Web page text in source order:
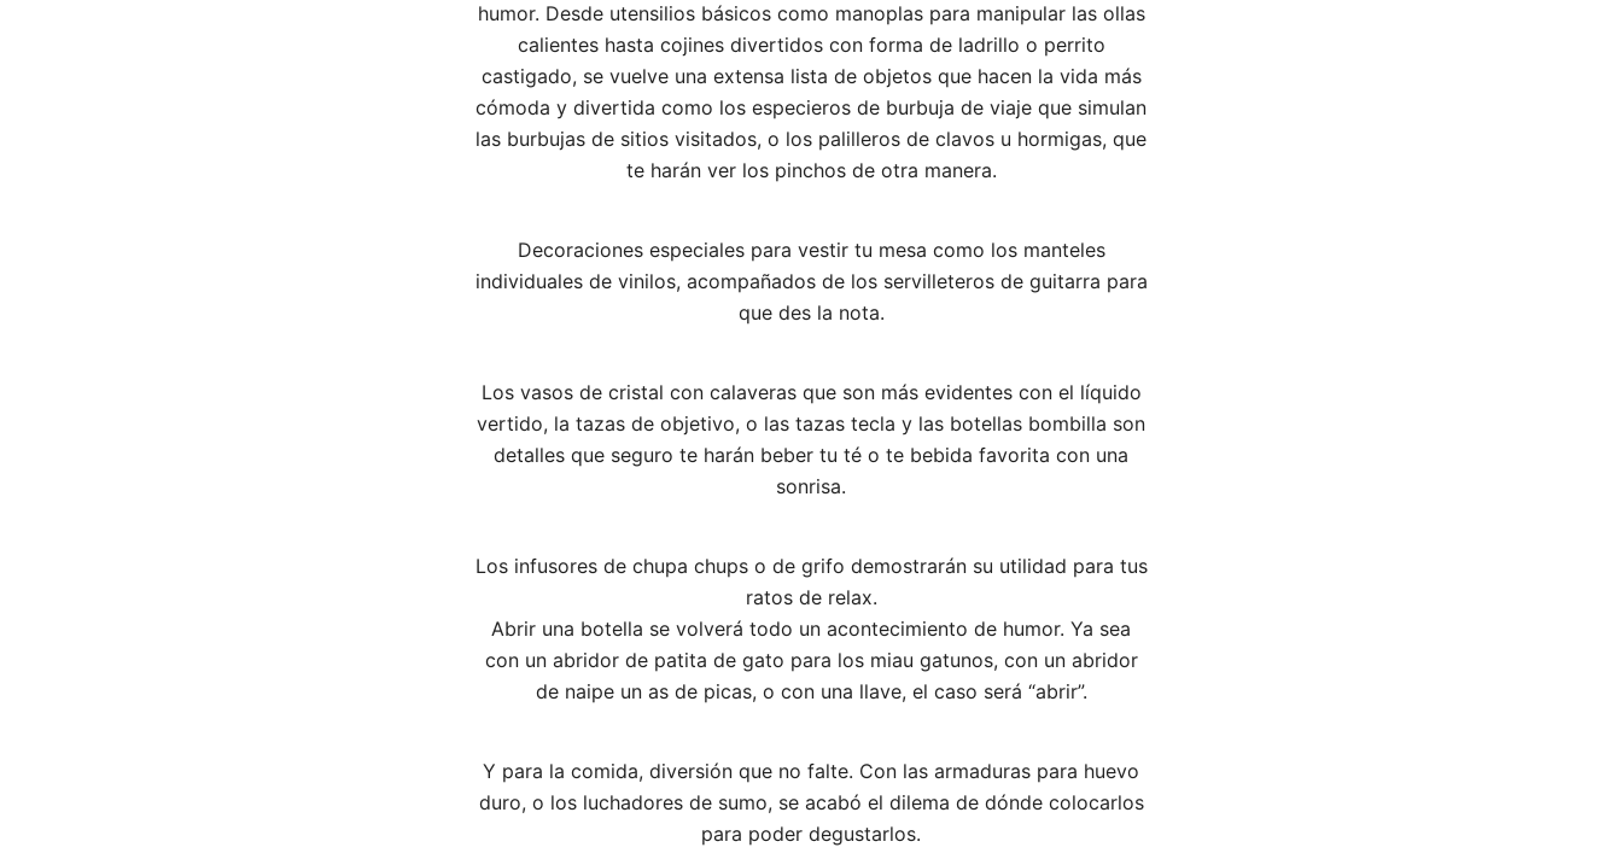
humor. Desde utensilios básicos como manoplas para manipular las ollas
calientes hasta cojines divertidos con forma de ladrillo o perrito
castigado, se vuelve una extensa lista de objetos que hacen la vida más
cómoda y divertida como los especieros de burbuja de viaje que simulan
las burbujas de sitios visitados, o los palilleros de clavos u hormigas, que
te harán ver los pinchos de otra manera.
Decoraciones especiales para vestir tu mesa como los manteles
individuales de vinilos, acompañados de los servilleteros de guitarra para
que des la nota.
Los vasos de cristal con calaveras que son más evidentes con el líquido
vertido, la tazas de objetivo, o las tazas tecla y las botellas bombilla son
detalles que seguro te harán beber tu té o te bebida favorita con una
sonrisa.
Los infusores de chupa chups o de grifo demostrarán su utilidad para tus
ratos de relax.
Abrir una botella se volverá todo un acontecimiento de humor. Ya sea
con un abridor de patita de gato para los miau gatunos, con un abridor
de naipe un as de picas, o con una llave, el caso será “abrir”.
Y para la comida, diversión que no falte. Con las armaduras para huevo
duro, o los luchadores de sumo, se acabó el dilema de dónde colocarlos
para poder degustarlos.